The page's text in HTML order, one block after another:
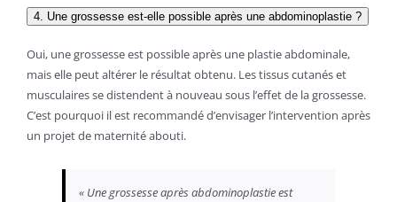
4. Une grossesse est-elle possible après une abdominoplastie ?
Oui, une grossesse est possible après une plastie abdominale,
mais elle peut altérer le résultat obtenu. Les tissus cutanés et
musculaires se distendent à nouveau sous l’effet de la grossesse.
C’est pourquoi il est recommandé d’envisager l’intervention après
un projet de maternité abouti.
« Une grossesse après abdominoplastie est